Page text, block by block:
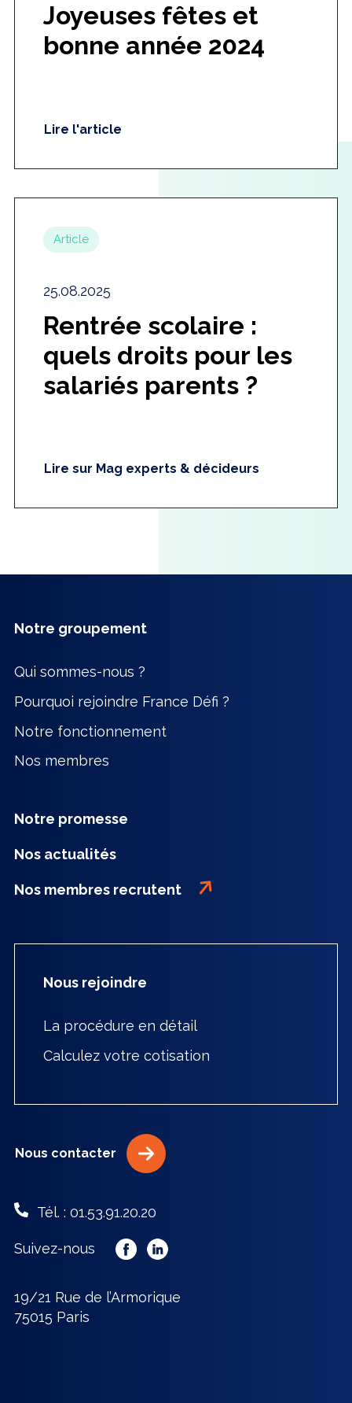
Joyeuses fêtes et
bonne année 2024
Lire l'article
Article
25.08.2025
Rentrée scolaire :
quels droits pour les
salariés parents ?
Lire sur Mag experts & décideurs
Notre groupement
Qui sommes-nous ?
Pourquoi rejoindre France Défi ?
Notre fonctionnement
Nos membres
Notre promesse
Nos actualités
Nos membres recrutent
Nous rejoindre
La procédure en détail
Calculez votre cotisation
Nous contacter
Tél. : 01.53.91.20.20
Suivez-nous
19/21 Rue de l’Armorique
75015 Paris